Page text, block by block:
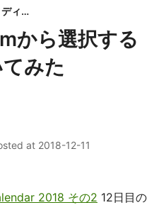
株式会社タイムインターメディア
から選択する
みた
at 2018-12-11
2018 その2 12日目の